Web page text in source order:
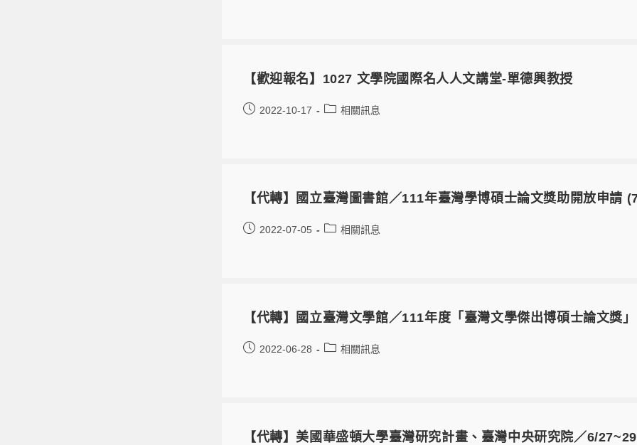
【歡迎報名】1027 文學院國際名人人文講堂-單德興教授
2022-10-17 相關訊息
【代轉】國立臺灣圖書館／111年臺灣學博碩士論文獎助開放申請
2022-07-05 相關訊息
【代轉】國立臺灣文學館／111年度「臺灣文學傑出博碩士論文獎」
2022-06-28 相關訊息
【代轉】美國華盛頓大學臺灣研究計畫、臺灣中央研究院／6/